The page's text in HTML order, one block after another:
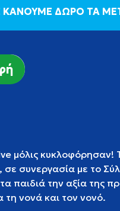
ΚΑΝΟΥΜΕ ΔΩΡΟ ΤΑ
μόλις
σε συνεργασία με το
παιδιά την αξία της
νονά και τον νονό.